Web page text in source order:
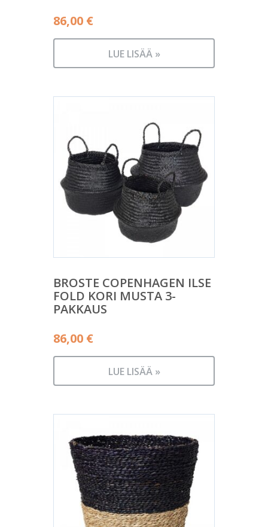
86,00 €
LUE LISÄÄ »
BROSTE COPENHAGEN ILSE
FOLD KORI MUSTA 3-
PAKKAUS
86,00 €
LUE LISÄÄ »